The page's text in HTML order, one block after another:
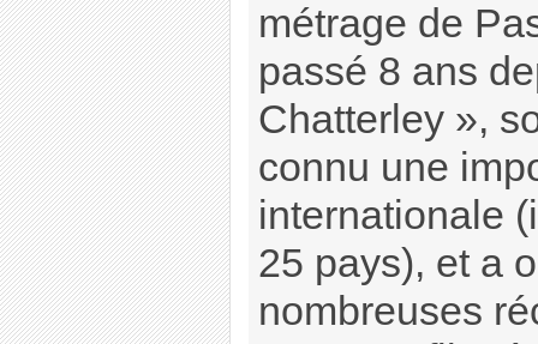
métrage de
passé 8 ans
Chatterley »,
connu une
internationale
25 pays), et a
nombreuses